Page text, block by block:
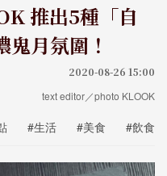
推出5種「自
月氛圍！
2020-08-26 15:00
text editor／photo KLOOK
#生活 #美食 #飲食